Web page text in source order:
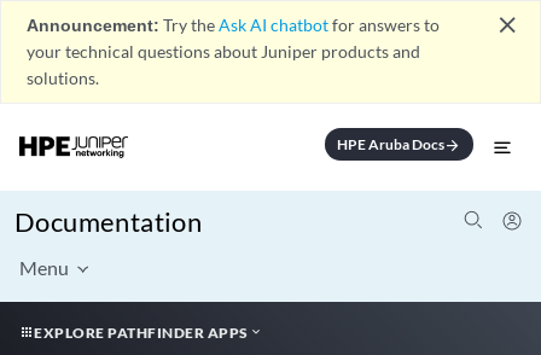
Announcement: Try theAsk AI chatbotfor answers to
your technical questions about Juniper products and
solutions.
close
HPE Aruba Docsarrow_forward
Documentation
Menu
EXPLORE PATHFINDER APPS